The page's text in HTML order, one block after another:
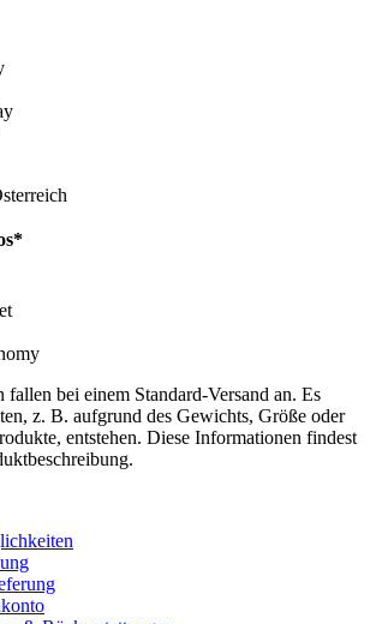
bei einem Standard-Versand an. Es
z. B. aufgrund des Gewichts, Größe oder
entstehen. Diese Informationen findest